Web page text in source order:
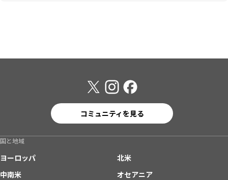
コミュニティを見る
国と地域
ヨーロッパ
北米
中南米
オセアニア